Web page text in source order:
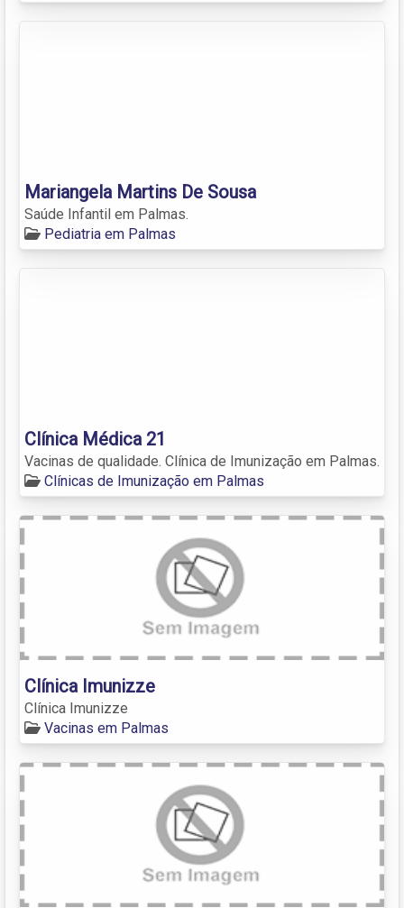
Mariangela Martins De Sousa
Saúde Infantil em Palmas.
Pediatria em Palmas
Clínica Médica 21
Vacinas de qualidade. Clínica de Imunização em Palmas.
Clínicas de Imunização em Palmas
Clínica Imunizze
Clínica Imunizze
Vacinas em Palmas